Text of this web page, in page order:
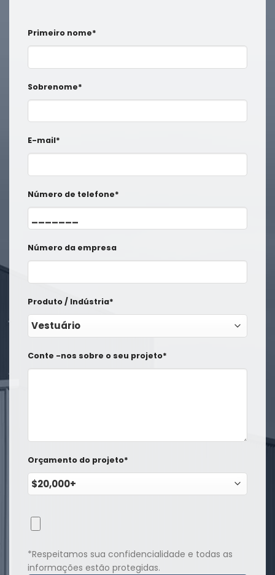
Primeiro nome*
Sobrenome*
E-mail*
Número de telefone*
Número da empresa
Produto / Indústria*
Conte -nos sobre o seu projeto*
Orçamento do projeto*
*Respeitamos sua confidencialidade e todas as
informações estão protegidas.